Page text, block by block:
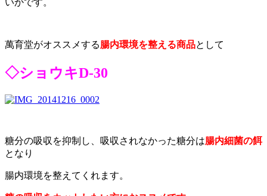
いかです。
萬育堂がオススメする腸内環境を整える商品として
◇ショウキD-30
糖分の吸収を抑制し、吸収されなかった糖分は腸内細菌の餌
となり
腸内環境を整えてくれます。